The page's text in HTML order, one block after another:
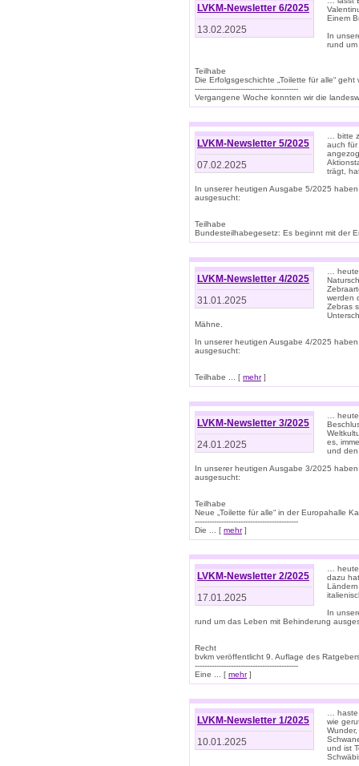
LVKM-Newsletter 6/2025
13.02.2025
Einem
In
rund
Teilhabe
Die Erfolgsgeschichte „Toilette für alle“
-------------------------------------------
Vergangene Woche konnten wir die
LVKM-Newsletter 5/2025
07.02.2025
… bitte
auch für
trägt,
In unserer heutigen Ausgabe 5/2025
ausgesucht:
Teilhabe
Bundesteilhabegesetz: Es beginnt mit der
LVKM-Newsletter 4/2025
31.01.2025
…
werden
Zebras
Mähne.
In unserer heutigen Ausgabe 4/2025
ausgesucht:
Teilhabe ... [ mehr]
LVKM-Newsletter 3/2025
24.01.2025
…
es,
und
In unserer heutigen Ausgabe 3/2025
ausgesucht:
Teilhabe
Neue „Toilette für alle“ in der Europahalle
-------------------------------------------
Die ... [ mehr]
LVKM-Newsletter 2/2025
17.01.2025
…
dazu
In
rund um das Leben mit Behinderung
Recht
bvkm veröffentlicht 9. Auflage des
-------------------------------------------
Eine ... [ mehr]
LVKM-Newsletter 1/2025
10.01.2025
…
wie
und ist